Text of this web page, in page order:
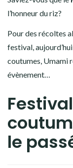
l’honneur du riz?
Pour des récoltes
festival,
coutumes, Umami
évènement…
le